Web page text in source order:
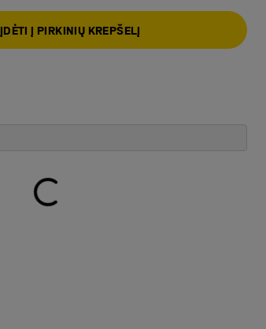
ĮDĖTI Į PIRKINIŲ KREPŠELĮ